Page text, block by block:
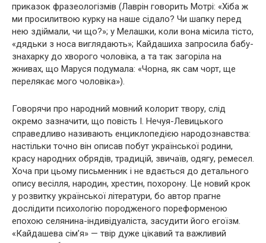
приказок фразеологізмів (Лаврін говорить Мотрі: «Хіба ж
ми просилитвою курку на наше сідало? Чи шапку перед
нею здіймали, чи що?»; у Meлашки, коли вона місила тісто,
«дядьки з носа виглядають»; Кайдашиха запросила бабу-
знахарку до хворого чоловіка, а та так загоріла на
жнивах, що Маруся подумала: «Чорна, як сам чорт, ще
перелякає мого чоловіка»).
Говорячи про народний мовний колорит твору, слід
окремо зазначити, що повість І. Нечуя-Левицького
справедливо називають енциклопедією народознавства:
настільки точно він описав побут української родини,
красу народних обрядів, традицій, звичаїв, одягу, ремесел.
Хоча при цьому письменник і не вдається до детального
опису весілля, народин, хрестин, похорону. Це новий крок
у розвитку української літератури, бо автор прагне
дослідити психологію породженого пореформеною
епохою селянина-індивідуаліста, засудити його егоїзм.
«Кайдашева сім’я» — твір дуже цікавий та важливий